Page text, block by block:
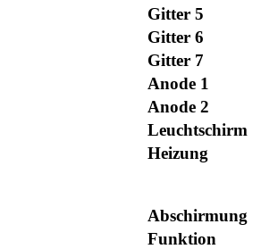
Gitter 5
Gitter 6
Gitter 7
Anode 1
Anode 2
Leuchtschirm
Heizung
Abschirmung
Funktion